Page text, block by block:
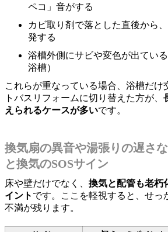
ペコ」音がする
カビ取り剤で落とした直後から
発する
浴槽外側にサビや変色が出てい
浴槽）
これらが重なっている場合、浴槽だけ
トバスリフォームに切り替えた方が、
えられるケースが多いです。
換気扇の異音や湯張りの遅さ
と換気のSOSサイン
床や壁だけでなく、 換気と配管も老朽
イント です。ここを軽視すると、せっ
不満が残ります。